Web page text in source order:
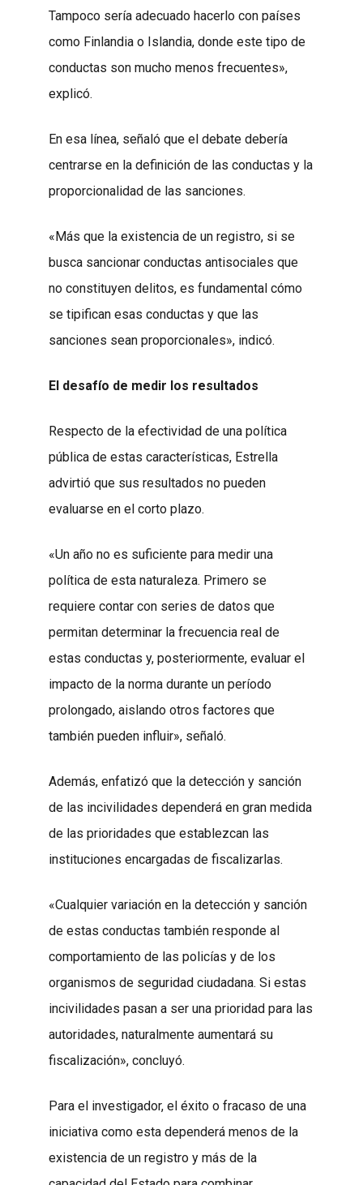
Tampoco sería adecuado hacerlo con países
como Finlandia o Islandia, donde este tipo de
conductas son mucho menos frecuentes»,
explicó.
En esa línea, señaló que el debate debería
centrarse en la definición de las conductas y la
proporcionalidad de las sanciones.
«Más que la existencia de un registro, si se
busca sancionar conductas antisociales que
no constituyen delitos, es fundamental cómo
se tipifican esas conductas y que las
sanciones sean proporcionales», indicó.
El desafío de medir los resultados
Respecto de la efectividad de una política
pública de estas características, Estrella
advirtió que sus resultados no pueden
evaluarse en el corto plazo.
«Un año no es suficiente para medir una
política de esta naturaleza. Primero se
requiere contar con series de datos que
permitan determinar la frecuencia real de
estas conductas y, posteriormente, evaluar el
impacto de la norma durante un período
prolongado, aislando otros factores que
también pueden influir», señaló.
Además, enfatizó que la detección y sanción
de las incivilidades dependerá en gran medida
de las prioridades que establezcan las
instituciones encargadas de fiscalizarlas.
«Cualquier variación en la detección y sanción
de estas conductas también responde al
comportamiento de las policías y de los
organismos de seguridad ciudadana. Si estas
incivilidades pasan a ser una prioridad para las
autoridades, naturalmente aumentará su
fiscalización», concluyó.
Para el investigador, el éxito o fracaso de una
iniciativa como esta dependerá menos de la
existencia de un registro y más de la